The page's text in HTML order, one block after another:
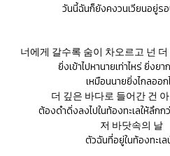
วันนี้ฉันก็ยังคงวนเวียนอยู่ร
너에게 갈수록 숨이 차오르고 넌
ยิ่งเข้าไปหานายเท่าไหร่ ยิ่งยา
เหมือนนายยิ่งไกลออก
더 깊은 바다로 들어간 건
ต้องดำดิ่งลงไปในท้องทะเลให้ลึกก
저 바닷속의 날
ตัวฉันที่อยู่ในท้องทะเล